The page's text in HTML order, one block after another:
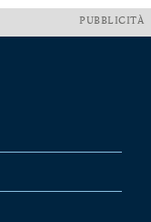
PUBBLICITÀ